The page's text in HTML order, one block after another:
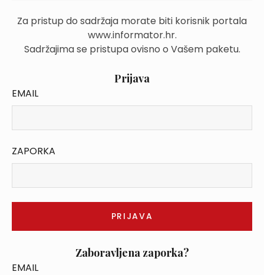
Za pristup do sadržaja morate biti korisnik portala
www.informator.hr.
Sadržajima se pristupa ovisno o Vašem paketu.
Prijava
EMAIL
ZAPORKA
Zaboravljena zaporka?
EMAIL